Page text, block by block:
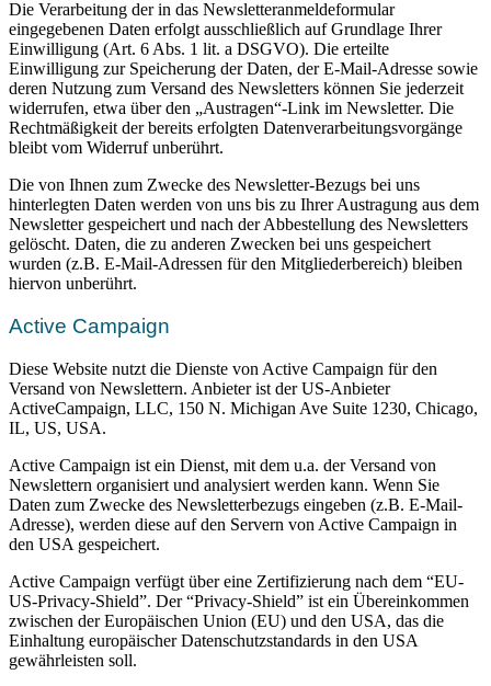
Die Verarbeitung der in das Newsletteranmeldeformular
eingegebenen Daten erfolgt ausschließlich auf Grundlage Ihrer
Einwilligung (Art. 6 Abs. 1 lit. a DSGVO). Die erteilte
Einwilligung zur Speicherung der Daten, der E-Mail-Adresse sowie
deren Nutzung zum Versand des Newsletters können Sie jederzeit
widerrufen, etwa über den „Austragen“-Link im Newsletter. Die
Rechtmäßigkeit der bereits erfolgten Datenverarbeitungsvorgänge
bleibt vom Widerruf unberührt.
Die von Ihnen zum Zwecke des Newsletter-Bezugs bei uns
hinterlegten Daten werden von uns bis zu Ihrer Austragung aus dem
Newsletter gespeichert und nach der Abbestellung des Newsletters
gelöscht. Daten, die zu anderen Zwecken bei uns gespeichert
wurden (z.B. E-Mail-Adressen für den Mitgliederbereich) bleiben
hiervon unberührt.
Active Campaign
Diese Website nutzt die Dienste von Active Campaign für den
Versand von Newslettern. Anbieter ist der US-Anbieter
ActiveCampaign, LLC, 150 N. Michigan Ave Suite 1230, Chicago,
IL, US, USA.
Active Campaign ist ein Dienst, mit dem u.a. der Versand von
Newslettern organisiert und analysiert werden kann. Wenn Sie
Daten zum Zwecke des Newsletterbezugs eingeben (z.B. E-Mail-
Adresse), werden diese auf den Servern von Active Campaign in
den USA gespeichert.
Active Campaign verfügt über eine Zertifizierung nach dem “EU-
US-Privacy-Shield”. Der “Privacy-Shield” ist ein Übereinkommen
zwischen der Europäischen Union (EU) und den USA, das die
Einhaltung europäischer Datenschutzstandards in den USA
gewährleisten soll.